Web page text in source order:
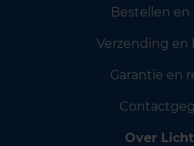
Bestellen en
Verzending en
Garantie en
Over